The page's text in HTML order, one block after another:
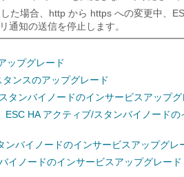
た場合、http から https への変更中、
通知の送信を停止します。
ップグレード
ンスのアップグレード
タンバイノードのインサービスアップグ
HA アクティブ/スタンバイノード
バイノードのインサービスアップグレ
イノードのインサービスアップグレード